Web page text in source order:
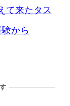
て来たタス
から